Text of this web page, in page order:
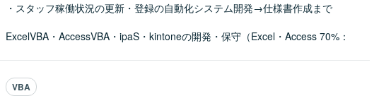
・スタッフ稼働状況の更新・登録の自動化システム開発→仕様書作成まで
ExcelVBA・AccessVBA・ipaS・kintoneの開発・保守（Excel・Access 70%：
VBA